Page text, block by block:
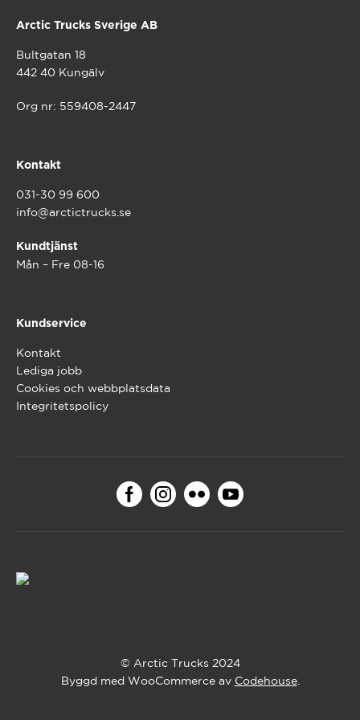
Arctic Trucks Sverige AB
Bultgatan 18
442 40 Kungälv
Org nr: 559408-2447
Kontakt
031-30 99 600
info@arctictrucks.se
Kundtjänst
Mån – Fre 08-16
Kundservice
Kontakt
Lediga jobb
Cookies och webbplatsdata
Integritetspolicy
© Arctic Trucks 2024
Byggd med WooCommerce av Codehouse.